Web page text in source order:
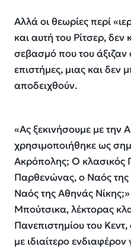
Αλλά οι θεωρίες περί
και αυτή του Ρίτσερ, δεν
σεβασμό που του άξιζαν
επιστήμες, μιας και δεν
αποδειχθούν.
«Ας ξεκινήσουμε με την
χρησιμοποιήθηκε ως
Ακρόπολης; Ο κλασικός
Παρθενώνας, ο Ναός
Ναός της Αθηνάς
Μπούτσικα, λέκτορας
Πανεπιστημίου του
με ιδιαίτερο